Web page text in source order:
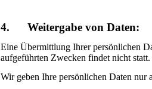
4. Weitergabe von Daten:
Eine Übermittlung Ihrer persönlichen
aufgeführten Zwecken findet nicht statt.
Wir geben Ihre persönlichen Daten nur